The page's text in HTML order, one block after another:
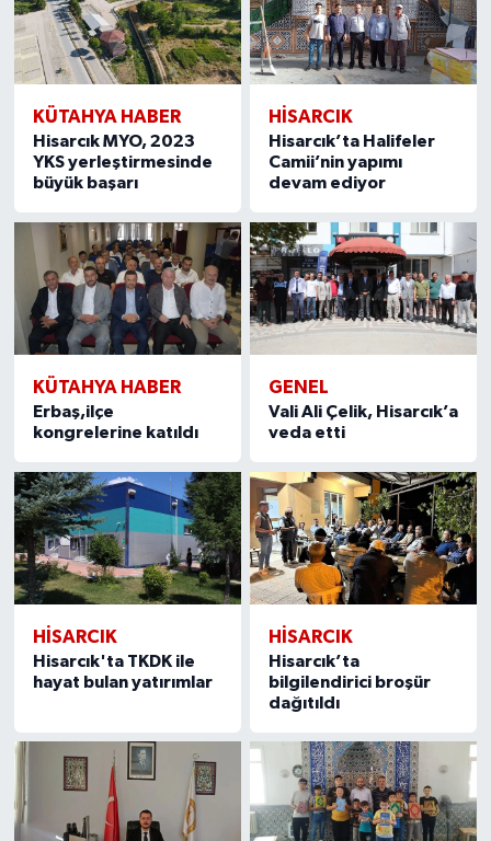
KÜTAHYA HABER
Hisarcık MYO, 2023
YKS yerleştirmesinde
büyük başarı
HISARCIK
Hisarcık’ta Halifeler
Camii’nin yapımı
devam ediyor
KÜTAHYA HABER
Erbaş,ilçe
kongrelerine katıldı
GENEL
Vali Ali Çelik, Hisarcık’a
veda etti
HISARCIK
Hisarcık'ta TKDK ile
hayat bulan yatırımlar
HISARCIK
Hisarcık’ta
bilgilendirici broşür
dağıtıldı